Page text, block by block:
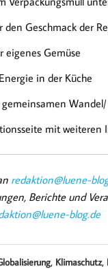
Geschmack der
eigenes Gemüse
in der Küche
mit
redaktion@luene-
Berichte und
blog.de
, Klimaschutz,